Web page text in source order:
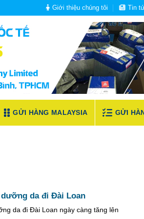
Giới thiệu chúng tôi Tin
GỬI HÀNG MALAYSIA GỬI
da đi Đài Loan
da đi Đài Loan ngày càng tăng lên